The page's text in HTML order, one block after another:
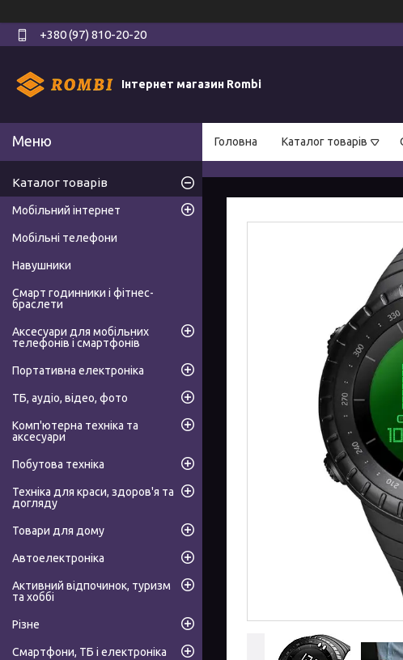
+380 (97) 810-20-20
Інтернет магазин Rombi
Головна Каталог товарів
Каталог товарів
Мобільний інтернет
Мобільні телефони
Навушники
Смарт годинники і фітнес-
браслети
Аксесуари для мобільних
телефонів і смартфонів
Портативна електроніка
ТБ, аудіо, відео, фото
Комп'ютерна техніка та
аксесуари
Побутова техніка
Техніка для краси, здоров'я та
догляду
Товари для дому
Автоелектроніка
Активний відпочинок, туризм
та хоббі
Різне
Смартфони, ТБ і електроніка